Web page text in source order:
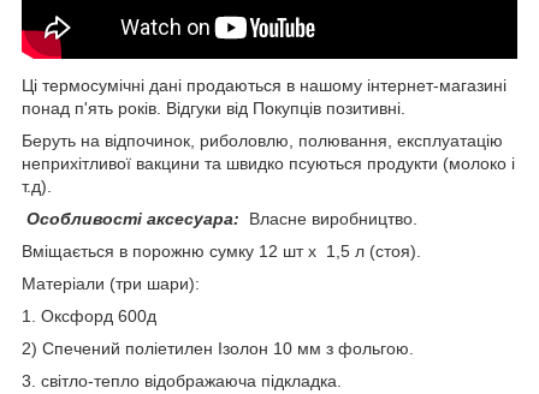
Ці термосумічні дані продаються в нашому інтернет-магазині
понад п'ять років. Відгуки від Покупців позитивні.
Беруть на відпочинок, риболовлю, полювання, експлуатацію
неприхітливої вакцини та швидко псуються продукти (молоко і
т.д).
Особливості аксесуара: Власне виробництво.
Вміщається в порожню сумку 12 шт х 1,5 л (стоя).
Матеріали (три шари):
1. Оксфорд 600д
2) Спечений поліетилен Ізолон 10 мм з фольгою.
3. світло-тепло відображаюча підкладка.